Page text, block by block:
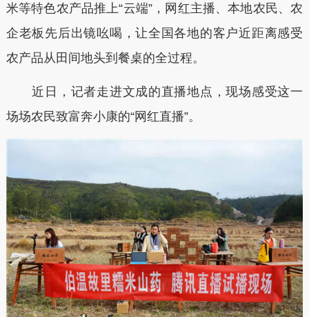
米等特色农产品推上“云端”，网红主播、本地农民、农
企老板先后出镜吆喝，让全国各地的客户近距离感受
农产品从田间地头到餐桌的全过程。
近日，记者走进文成的直播地点，现场感受这一
场场农民致富奔小康的“网红直播”。